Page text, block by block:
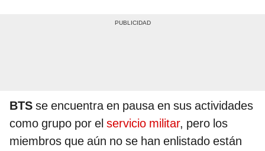
BTS se encuentra en pausa en sus actividades
como grupo por el servicio militar, pero los
miembros que aún no se han enlistado están